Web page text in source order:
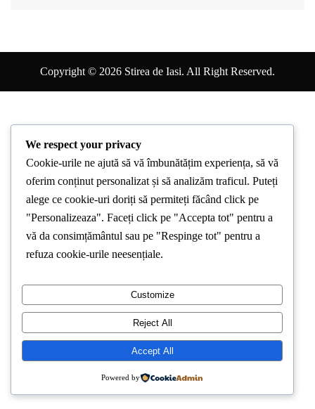
Copyright © 2026 Stirea de Iasi. All Right Reserved.
We respect your privacy
Cookie-urile ne ajută să vă îmbunătățim experiența, să vă
oferim conținut personalizat și să analizăm traficul. Puteți
alege ce cookie-uri doriți să permiteți făcând click pe
"Personalizeaza". Faceți click pe "Accepta tot" pentru a
vă da consimțământul sau pe "Respinge tot" pentru a
refuza cookie-urile neesențiale.
Customize
Reject All
Accept All
Powered by